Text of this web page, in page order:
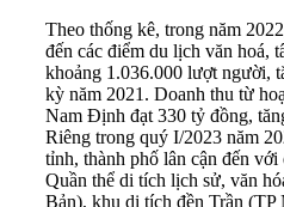
Theo thống kê, trong năm
đến các điểm du lịch văn hoá,
khoảng 1.036.000 lượt người,
kỳ năm 2021. Doanh thu từ
Nam Định đạt 330 tỷ đồng,
Riêng trong quý I/2023 năm
tỉnh, thành phố lân cận đến
Quần thể di tích lịch sử, văn
Bản), khu di tích đền Trần (TP